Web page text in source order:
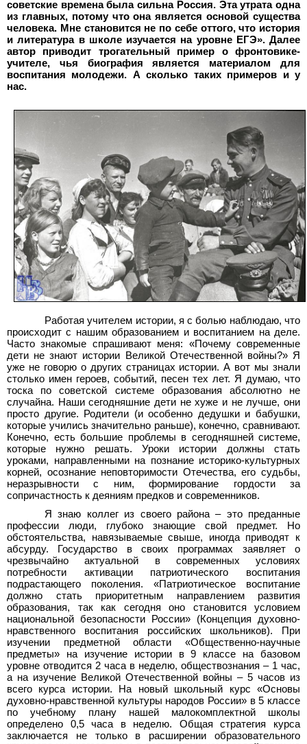
советские времена была сильна Россия. Эта утрата одна
из главных, потому что она является основой существа
человека. Мне становится не по себе оттого, что история
и литература в школе изучается на уровне ЕГЭ». Далее
автор приводит трогательный пример о фронтовике-
учителе, чья биография является материалом для
воспитания молодежи. А сколько таких примеров и у
нас.
Работая учителем истории, я с болью наблюдаю, что
происходит с нашим образованием и воспитанием на деле.
Часто знакомые спрашивают меня: «Почему современные
дети не знают истории Великой Отечественной войны?» Я
уже не говорю о других страницах истории. А вот мы знали
столько имен героев, событий, песен тех лет. Я думаю, что
тоска по советской системе образования абсолютно не
случайна. Наши сегодняшние дети не хуже и не лучше, они
просто другие. Родители (и особенно дедушки и бабушки,
которые учились значительно раньше), конечно, сравнивают.
Конечно, есть большие проблемы в сегодняшней системе,
которые нужно решать. Уроки истории должны стать
уроками, направленными на познание историко-культурных
корней, осознание неповторимости Отечества, его судьбы,
неразрывности с ним, формирование гордости за
сопричастность к деяниям предков и современников.
Я знаю коллег из своего района – это преданные
профессии люди, глубоко знающие свой предмет. Но
обстоятельства, навязываемые свыше, иногда приводят к
абсурду. Государство в своих программах заявляет о
чрезвычайно актуальной в современных условиях
потребности активации патриотического воспитания
подрастающего поколения. «Патриотическое воспитание
должно стать приоритетным направлением развития
образования, так как сегодня оно становится условием
национальной безопасности России» (Концепция духовно-
нравственного воспитания российских школьников). При
изучении предметной области «Общественно-научные
предметы» на изучение истории в 9 классе на базовом
уровне отводится 2 часа в неделю, обществознания – 1 час,
а на изучение Великой Отечественной войны – 5 часов из
всего курса истории. На новый школьный курс «Основы
духовно-нравственной культуры народов России» в 5 классе
по учебному плану нашей малокомплектной школы
определено 0,5 часа в неделю. Общая стратегия курса
заключается не только в расширении образовательного